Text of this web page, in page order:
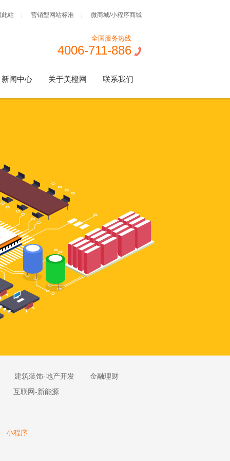
此站 营销型网站标准 微商城/小程序商城
全国服务热线
4006-711-886
新闻中心 关于美橙网 联系我们
建筑装饰-地产开发
金融理财
互联网-新能源
小程序